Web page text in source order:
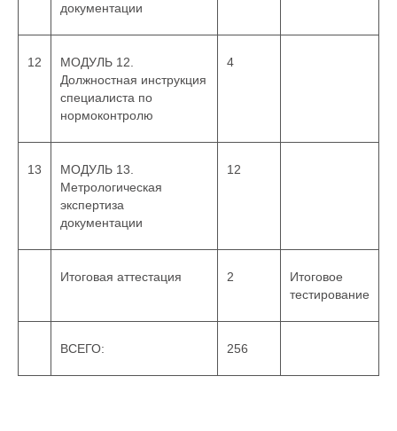
документации
12
МОДУЛЬ 12.
Должностная инструкция
специалиста по
нормоконтролю
4
13
МОДУЛЬ 13.
Метрологическая
экспертиза
документации
12
Итоговая аттестация 2
Итоговое
тестирование
ВСЕГО: 256